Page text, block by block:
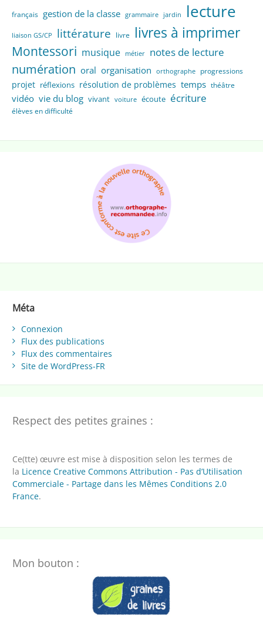
français gestion de la classe grammaire jardin lecture
liaison GS/CP littérature livre livres à imprimer
Montessori musique métier notes de lecture
numération oral organisation orthographe progressions
projet réflexions résolution de problèmes temps théâtre
vidéo vie du blog vivant voiture écoute écriture
élèves en difficulté
Méta
Connexion
Flux des publications
Flux des commentaires
Site de WordPress-FR
Respect des petites graines :
Ce(tte) œuvre est mise à disposition selon les termes de
la Licence Creative Commons Attribution - Pas d’Utilisation
Commerciale - Partage dans les Mêmes Conditions 2.0
France.
Mon bouton :